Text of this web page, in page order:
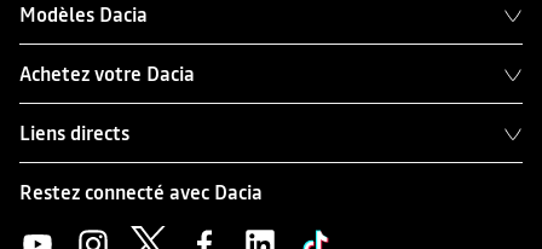
Modèles Dacia
Achetez votre Dacia
Liens directs
Restez connecté avec Dacia